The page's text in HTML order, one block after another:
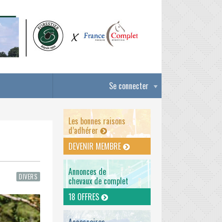
Se connecter
DIVERS
Les bonnes raisons
d’adhérer
DEVENIR MEMBRE
Annonces de
chevaux de complet
18 OFFRES